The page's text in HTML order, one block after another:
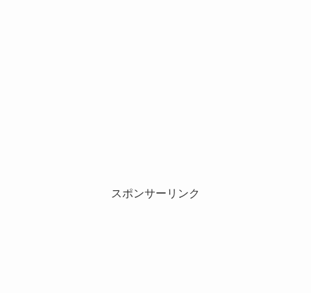
スポンサーリンク